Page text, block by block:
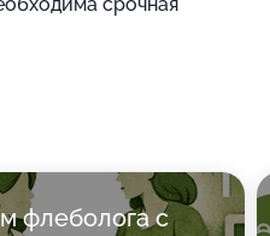
флеболога с